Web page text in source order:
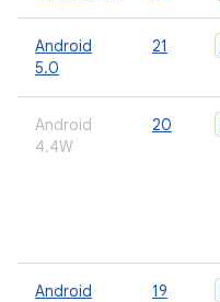
Android
5.0
21
Android
4.4W
20
Android
19